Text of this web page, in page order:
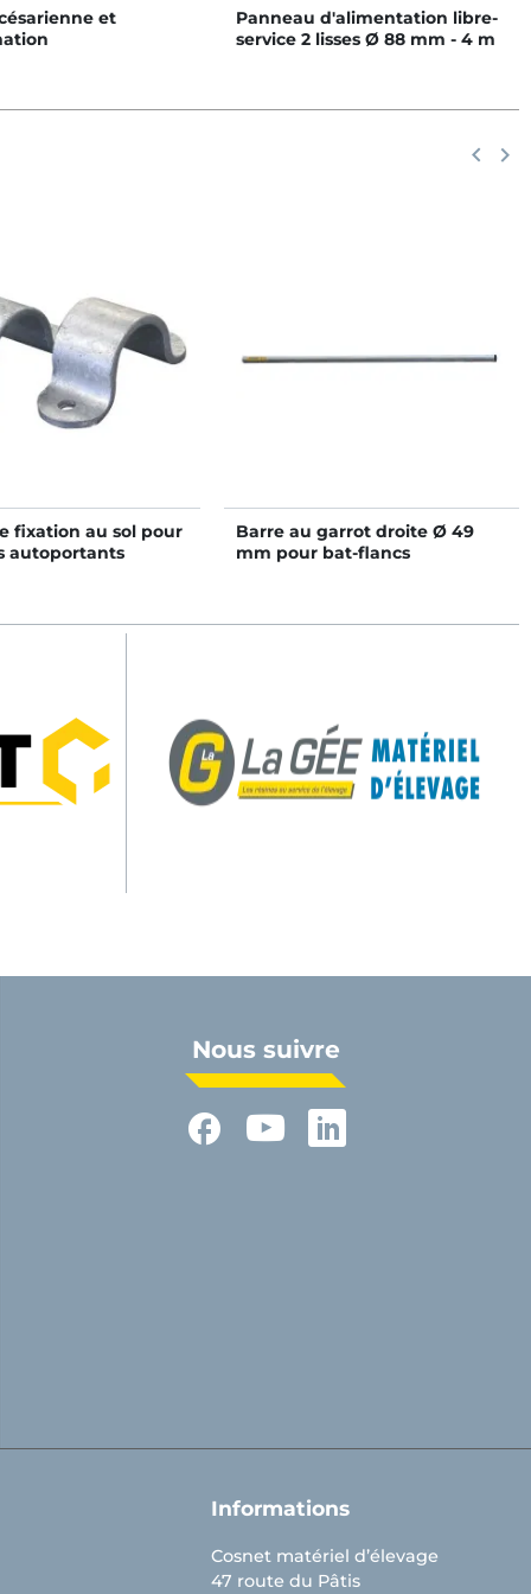
et
Panneau d'alimentation libre-
service 2 lisses Ø 88 mm - 4 m
keyboard_arrow_left keyboard_arrow_right
fixation au sol pour
autoportants
Barre au garrot droite Ø 49
mm pour bat-flancs
Nous suivre
Informations
Cosnet matériel d’élevage
47 route du Pâtis